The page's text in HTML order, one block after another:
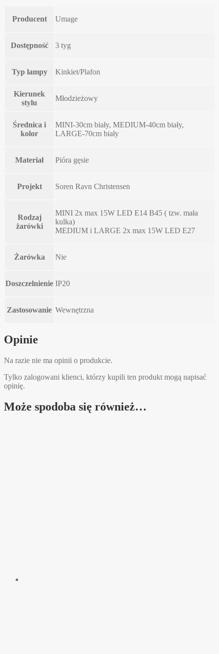
Producent Umage
Dostępność 3 tyg
Typ lampy Kinkiet/Plafon
Kierunek
stylu
Młodzieżowy
Średnica i
kolor
MINI-30cm biały, MEDIUM-40cm biały,
LARGE-70cm biały
Materiał Pióra gęsie
Projekt Soren Ravn Christensen
Rodzaj
żarówki
MINI 2x max 15W LED E14 B45 ( tzw. mała
kulka)
MEDIUM i LARGE 2x max 15W LED E27
Żarówka Nie
Doszczelnienie IP20
Zastosowanie Wewnętrzna
Opinie
Na razie nie ma opinii o produkcie.
Tylko zalogowani klienci, którzy kupili ten produkt mogą napisać
opinię.
Może spodoba się również…